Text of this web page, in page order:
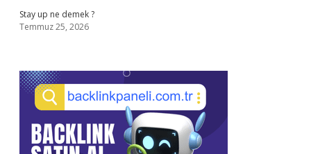
Stay up ne demek ?
Temmuz 25, 2026